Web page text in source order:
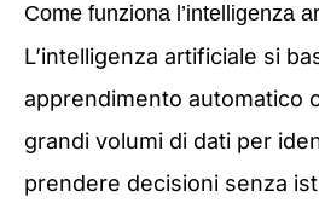
Come funziona l’intelligenza
L’intelligenza artificiale si
apprendimento automatico
grandi volumi di dati per
prendere decisioni senza